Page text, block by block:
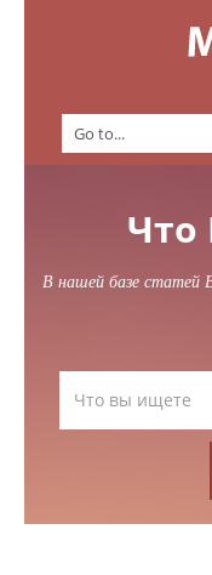
Что
В нашей базе статей